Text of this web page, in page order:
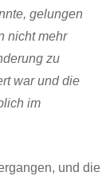
gelungen
nicht mehr
zu
war und die
im
und die